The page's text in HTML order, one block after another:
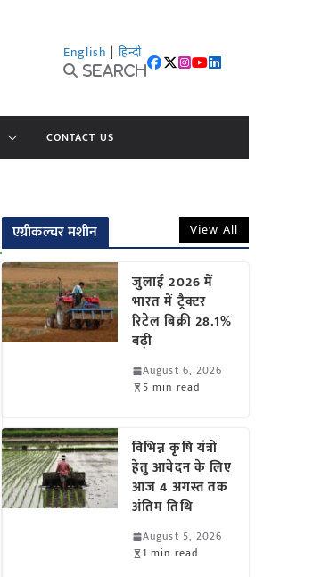
English | हिन्दी
Search
CONTACT US
एग्रीकल्चर मशीन View All
जुलाई 2026 में
भारत में ट्रैक्टर
रिटेल बिक्री 28.1%
बढ़ी
August 6, 2026
5 min read
विभिन्न कृषि यंत्रों
हेतु आवेदन के लिए
आज 4 अगस्त तक
अंतिम तिथि
August 5, 2026
1 min read